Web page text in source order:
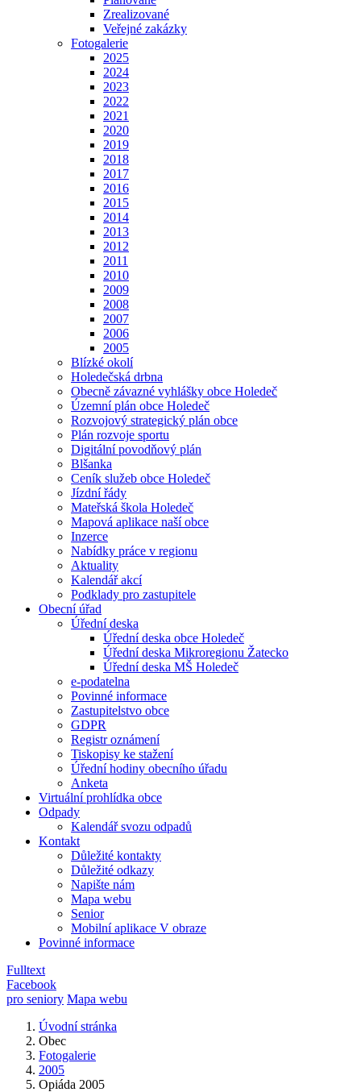
Zrealizované
Veřejné zakázky
Fotogalerie
2025
2024
2023
2022
2021
2020
2019
2018
2017
2016
2015
2014
2013
2012
2011
2010
2009
2008
2007
2006
2005
Blízké okolí
Holedečská drbna
Obecně závazné vyhlášky obce Holedeč
Územní plán obce Holedeč
Rozvojový strategický plán obce
Plán rozvoje sportu
Digitální povodňový plán
Blšanka
Ceník služeb obce Holedeč
Jízdní řády
Mateřská škola Holedeč
Mapová aplikace naší obce
Inzerce
Nabídky práce v regionu
Aktuality
Kalendář akcí
Podklady pro zastupitele
Obecní úřad
Úřední deska
Úřední deska obce Holedeč
Úřední deska Mikroregionu Žatecko
Úřední deska MŠ Holedeč
e-podatelna
Povinné informace
Zastupitelstvo obce
GDPR
Registr oznámení
Tiskopisy ke stažení
Úřední hodiny obecního úřadu
Anketa
Virtuální prohlídka obce
Odpady
Kalendář svozu odpadů
Kontakt
Důležité kontakty
Důležité odkazy
Napište nám
Mapa webu
Senior
Mobilní aplikace V obraze
Povinné informace
Fulltext
Facebook
pro seniory Mapa webu
Úvodní stránka
Obec
Fotogalerie
2005
Opiáda 2005